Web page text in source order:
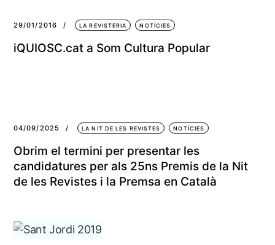
29/01/2016 LA REVISTERIA NOTÍCIES
iQUIOSC.cat a Som Cultura Popular
04/09/2025 LA NIT DE LES REVISTES NOTÍCIES
Obrim el termini per presentar les
candidatures per als 25ns Premis de la Nit
de les Revistes i la Premsa en Català